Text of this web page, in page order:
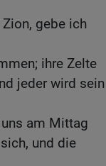
gebe ich
ihre Zelte
jeder wird sein
am Mittag
und die